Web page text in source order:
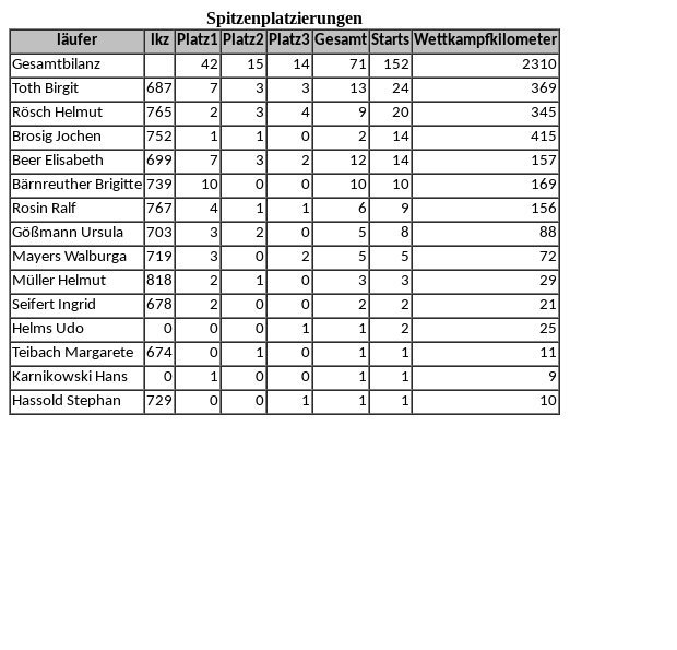
Spitzenplatzierungen
läufer lkz Platz1 Platz2 Platz3 Gesamt Starts Wettkampfkilometer
Gesamtbilanz
42 15 14 71 152
2310
Toth Birgit
687 7 3 3 13 24
369
Rösch Helmut
765 2 3 4 9 20
345
Brosig Jochen
752 1 1 0 2 14
415
Beer Elisabeth
699 7 3 2 12 14
157
Bärnreuther Brigitte 739 10 0 0 10 10
169
Rosin Ralf
767 4 1 1 6 9
156
Gößmann Ursula
703 3 2 0 5 8
88
Mayers Walburga
719 3 0 2 5 5
72
Müller Helmut
818 2 1 0 3 3
29
Seifert Ingrid
678 2 0 0 2 2
21
Helms Udo
0 0 0 1 1 2
25
Teibach Margarete
674 0 1 0 1 1
11
Karnikowski Hans
0 1 0 0 1 1
9
Hassold Stephan
729 0 0 1 1 1 10